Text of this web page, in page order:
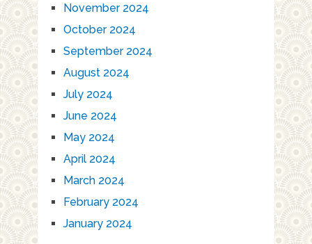
November 2024
October 2024
September 2024
August 2024
July 2024
June 2024
May 2024
April 2024
March 2024
February 2024
January 2024